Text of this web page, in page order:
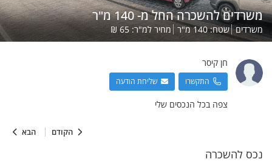
הקודם הבא
משרדים להשכרה החל מ- 140 מ"ר
משרדים שטח:140מ"ר מחיר למ"ר: 65
₪
חן קיסר
התקשרו שליחת הודעה
צפה בכל הנכסים שלי
נכס להשכרה